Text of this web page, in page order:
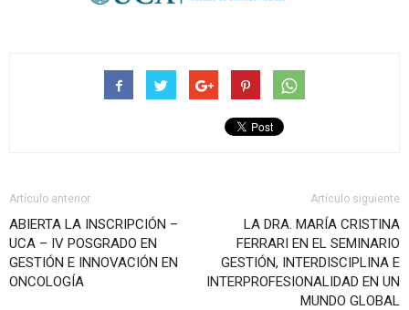
Artículo anterior
ABIERTA LA INSCRIPCIÓN –
UCA – IV POSGRADO EN
GESTIÓN E INNOVACIÓN EN
ONCOLOGÍA
Artículo siguiente
LA DRA. MARÍA CRISTINA
FERRARI EN EL SEMINARIO
GESTIÓN, INTERDISCIPLINA E
INTERPROFESIONALIDAD EN UN
MUNDO GLOBAL